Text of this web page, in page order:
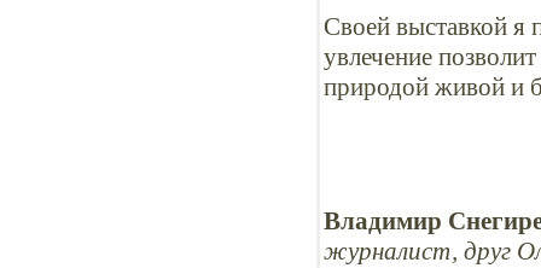
Своей выставкой
увлечение
природой живой и
Владимир
журналист, друг